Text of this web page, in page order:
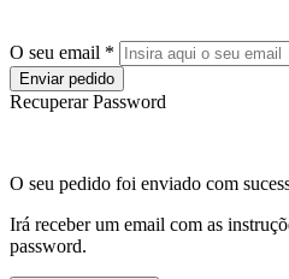
O seu email *
Enviar pedido
Recuperar Password
O seu pedido foi enviado com
Irá receber um email com as
password.